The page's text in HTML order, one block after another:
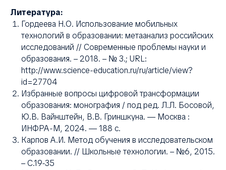
Литература:
Гордеева Н.О. Использование мобильных
технологий в образовании: метаанализ российских
исследований // Современные проблемы науки и
образования. – 2018. – № 3.; URL:
http://www.science-education.ru/ru/article/view?
id=27704
Избранные вопросы цифровой трансформации
образования: монография / под ред. Л.Л. Босовой,
Ю.В. Вайнштейн, В.В. Гриншкуна. — Москва :
ИНФРА-М, 2024. — 188 с.
Карпов А.И. Метод обучения в исследовательском
образовании. // Школьные технологии. – №6, 2015.
– С.19-35